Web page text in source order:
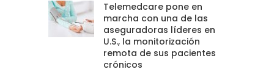
Telemedcare pone en
marcha con una de las
aseguradoras líderes en
U.S., la monitorización
remota de sus pacientes
crónicos